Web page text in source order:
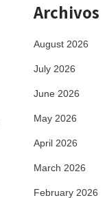
Archivos
August 2026
July 2026
June 2026
May 2026
April 2026
March 2026
February 2026